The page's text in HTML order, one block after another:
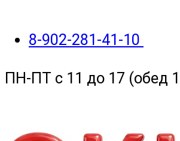
8-902-281-41-10
ПН-ПТ с 11 до 17 (обед